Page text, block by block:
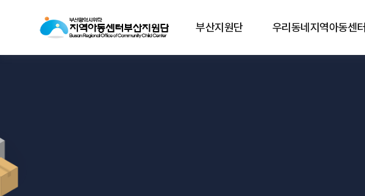
부산지원단 우리동네지역아동센터